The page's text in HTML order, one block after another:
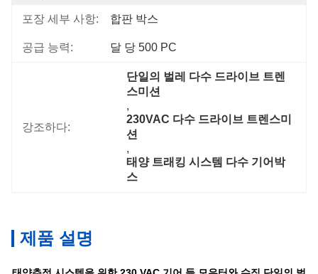
포장 세부 사항: 합판 박스
공급 능력: 달 당 500 PC
강조하다:
단일의 벌레 다수 드라이브 트렌
스미션
,
230VAC 다수 드라이브 트렌스미
션
,
태양 트래킹 시스템 다수 기어박
스
제품 설명